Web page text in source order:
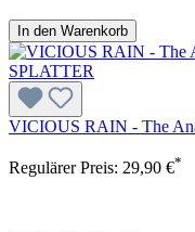
In den Warenkorb
VICIOUS RAIN - The
Regulärer Preis: 29,90 €*